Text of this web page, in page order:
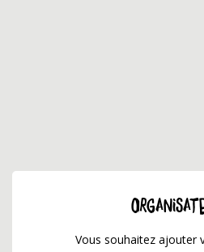
Vous souhaitez ajouter